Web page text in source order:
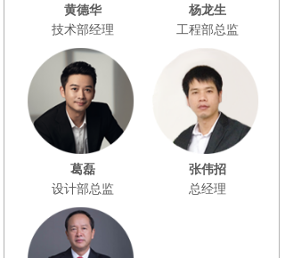
黄德华
技术部经理
杨龙生
工程部总监
葛磊
设计部总监
张伟招
总经理